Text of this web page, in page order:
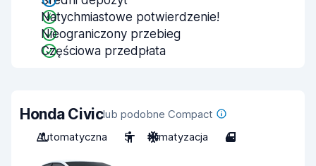
Natychmiastowe potwierdzenie!
Nieograniczony przebieg
Częściowa przedpłata
Honda Civiclub podobne Compact
Automatyczna
5 Klimatyzacja 4